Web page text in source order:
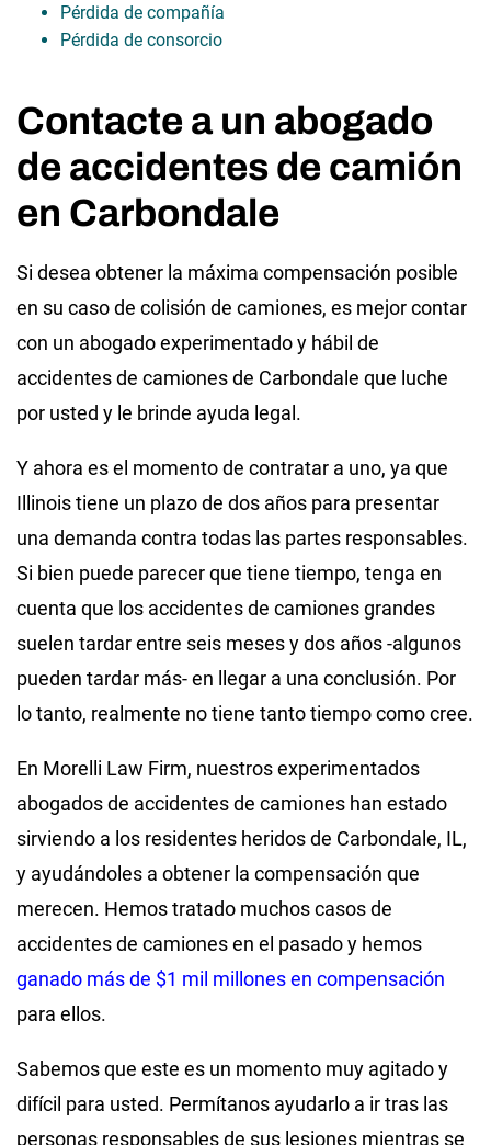
Pérdida de compañía
Pérdida de consorcio
Contacte a un abogado
de accidentes de camión
en Carbondale
Si desea obtener la máxima compensación posible
en su caso de colisión de camiones, es mejor contar
con un abogado experimentado y hábil de
accidentes de camiones de Carbondale que luche
por usted y le brinde ayuda legal.
Y ahora es el momento de contratar a uno, ya que
Illinois tiene un plazo de dos años para presentar
una demanda contra todas las partes responsables.
Si bien puede parecer que tiene tiempo, tenga en
cuenta que los accidentes de camiones grandes
suelen tardar entre seis meses y dos años -algunos
pueden tardar más- en llegar a una conclusión. Por
lo tanto, realmente no tiene tanto tiempo como cree.
En Morelli Law Firm, nuestros experimentados
abogados de accidentes de camiones han estado
sirviendo a los residentes heridos de Carbondale, IL,
y ayudándoles a obtener la compensación que
merecen. Hemos tratado muchos casos de
accidentes de camiones en el pasado y hemos
ganado más de $1 mil millones en compensación
para ellos.
Sabemos que este es un momento muy agitado y
difícil para usted. Permítanos ayudarlo a ir tras las
personas responsables de sus lesiones mientras se